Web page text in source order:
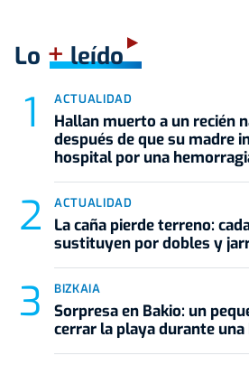
Lo +leído
ACTUALIDAD
Hallan muerto a un recién
después de que su madre
hospital por una
ACTUALIDAD
La caña pierde terreno:
sustituyen por dobles y
BIZKAIA
Sorpresa en Bakio: un
cerrar la playa durante una